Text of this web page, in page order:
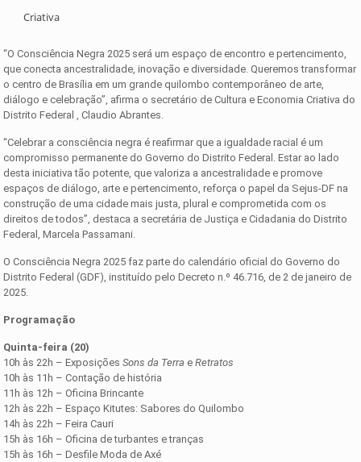
Criativa
“O Consciência Negra 2025 será um espaço de encontro e pertencimento,
que conecta ancestralidade, inovação e diversidade. Queremos transformar
o centro de Brasília em um grande quilombo contemporâneo de arte,
diálogo e celebração”, afirma o secretário de Cultura e Economia Criativa do
Distrito Federal , Claudio Abrantes.
“Celebrar a consciência negra é reafirmar que a igualdade racial é um
compromisso permanente do Governo do Distrito Federal. Estar ao lado
desta iniciativa tão potente, que valoriza a ancestralidade e promove
espaços de diálogo, arte e pertencimento, reforça o papel da Sejus-DF na
construção de uma cidade mais justa, plural e comprometida com os
direitos de todos”, destaca a secretária de Justiça e Cidadania do Distrito
Federal, Marcela Passamani.
O Consciência Negra 2025 faz parte do calendário oficial do Governo do
Distrito Federal (GDF), instituído pelo Decreto n.º 46.716, de 2 de janeiro de
2025.
Programação
Quinta-feira (20)
10h às 22h – ExposiçõesSons da Terra eRetratos
10h às 11h – Contação de história
11h às 12h – Oficina Brincante
12h às 22h – Espaço Kitutes: Sabores do Quilombo
14h às 22h – Feira Cauri
15h às 16h – Oficina de turbantes e tranças
15h às 16h – Desfile Moda de Axé